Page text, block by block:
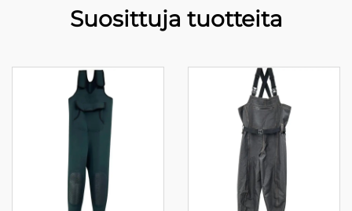
Suosittuja tuotteita